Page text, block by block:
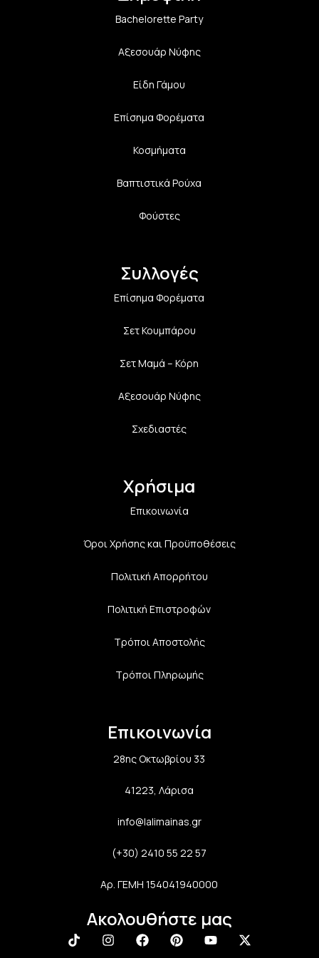
Bachelorette Party
Αξεσουάρ Νύφης
Είδη Γάμου
Επίσημα Φορέματα
Κοσμήματα
Βαπτιστικά Ρούχα
Φούστες
Συλλογές
Επίσημα Φορέματα
Σετ Κουμπάρου
Σετ Μαμά – Κόρη
Αξεσουάρ Νύφης
Σχεδιαστές
Χρήσιμα
Επικοινωνία
Όροι Χρήσης και Προϋποθέσεις
Πολιτική Aπορρήτου
Πολιτική Επιστροφών
Τρόποι Αποστολής
Τρόποι Πληρωμής
Επικοινωνία
28ης Οκτωβρίου 33
41223, Λάρισα
info@lalimainas.gr
(+30) 2410 55 22 57
Αρ. ΓΕΜΗ 154041940000
Ακολουθήστε μας